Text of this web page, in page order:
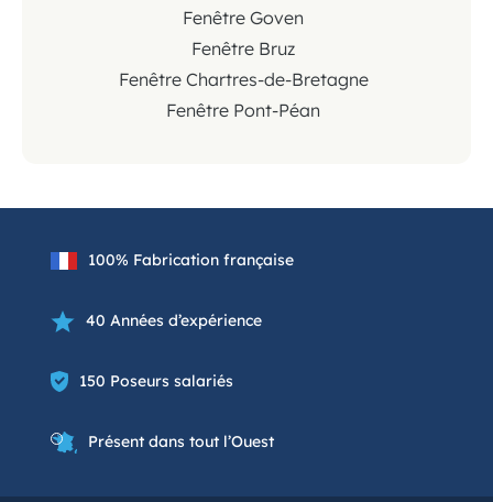
Fenêtre Goven
Fenêtre Bruz
Fenêtre Chartres-de-Bretagne
Fenêtre Pont-Péan
100% Fabrication française
40 Années d’expérience
150 Poseurs salariés
Présent dans tout l’Ouest